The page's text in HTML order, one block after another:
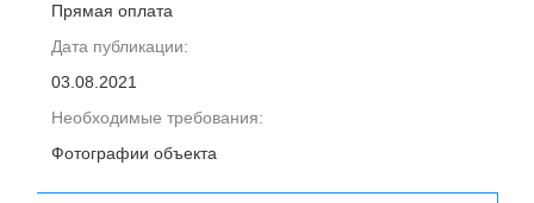
Прямая оплата
Дата публикации:
03.08.2021
Необходимые требования:
Фотографии объекта